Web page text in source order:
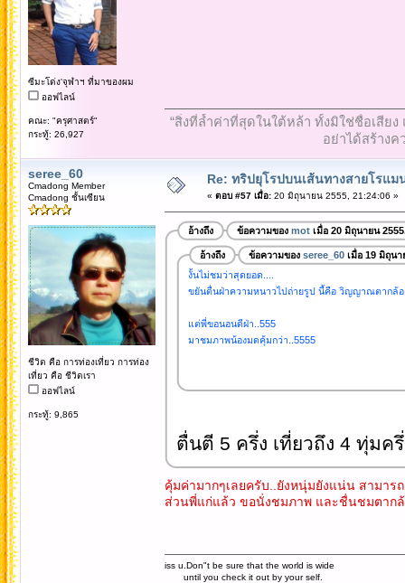
ซีมะโด่ง'จุฬาฯ ที่มาของผม
ออฟไลน์
คณะ: "ครุศาสตร์"
กระทู้: 26,927
“สิ่งที่ล้ำค่าที่สุดในใต้หล้า ทั้งมิใช่ชื่อเสีย
อย่าได้สร้างค
seree_60
Cmadong Member
Cmadong ชั้นเซียน
ชีวิต คือ การท่องเที่ยว การท่อง
เที่ยว คือ ชีวิตเรา
ออฟไลน์
กระทู้: 9,865
Re: ทริปยุโรปบนเส้นทางสายโรแม
« ตอบ #57 เมื่อ:20 มิถุนายน 2555, 21:24:06 »
อ้างถึง ข้อความของ motเมื่อ 20 มิถุนายน
อ้างถึง ข้อความของ seree_60เมื่อ 19 มิถุนา
งั้นไม่ชมว่าสุดยอด....
ขยันตื่นฝ่าความหนาวไปถ่ายรูป นี้คือ วิญญาณตากล้อ
แต่พี่ขอนอนดีฝ่า..555
มาชมภาพน้องมดคุ้มกว่า..5555
ตื่นตี 5 ครึ่ง เที่ยวถึง 4 ทุ่มค
คุ้มค่ามากๆเลยครับ..ยังหนุ่มยังแน่น สามาร
ส่วนพี่แก่แล้ว ขอนั่งชมภาพ และชื่นชมตากล้
iss u.Don"t be sure that the world is wide
until you check it out by your self.